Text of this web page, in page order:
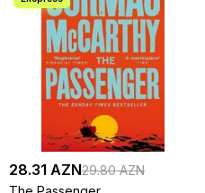
28.31 AZN29.80 AZN